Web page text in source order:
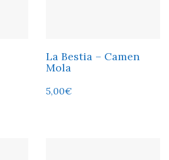
La Bestia – Camen
Mola
5,00€